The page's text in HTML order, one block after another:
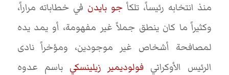
منذ انتخابه رئيساً، تلكأ جو بايدن في خطاباته مراراً،
وكثيراً ما كان ينطق جملاً غير مفهومة، أو يمد يده
لمصافحة أشخاص غير موجودين، ومؤخراً نادى
الرئيس الأوكراني فولوديمير زيلينسكي باسم عدوه